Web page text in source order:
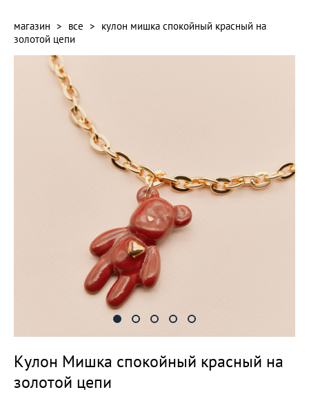
магазин > все > кулон мишка спокойный красный на
золотой цепи
Кулон Мишка спокойный красный на
золотой цепи